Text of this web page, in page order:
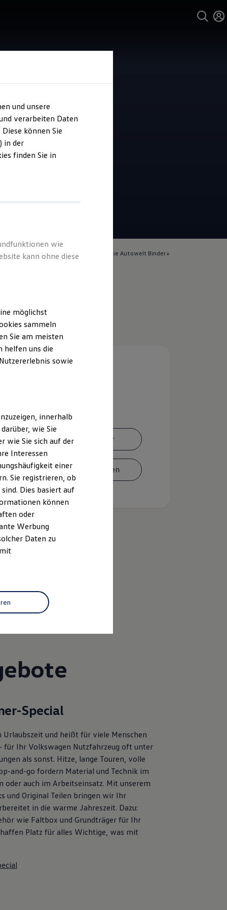
Binder
4.7| 28 Bewertungen
für die Inhalte auf dieser Seite ist die Autowelt Binder+
Ansprechpartner
Termin vereinbaren
Special
Urlaubszeit und heißt für viele Menschen
für Ihr Volkswagen Nutzfahrzeug oft unter
als sonst. Hitze, lange Touren, volle
and-go fordern Material und Technik im
oder auch im Arbeitseinsatz. Mit unserem
und Original Teilen bringen wir Ihr
in die warme Jahreszeit. Dazu:
wie Faltbox und Grundträger für Ihr
Platz für alles Wichtige, was mit
und unsere
verarbeiten Daten
können Sie
in der
finden Sie in
wie
kann ohne diese
möglichst
sammeln
Sie am meisten
helfen uns die
sowie
innerhalb
wie Sie
wie Sie sich auf der
Interessen
einer
Sie registrieren, ob
Dies basiert auf
können
oder
Werbung
Daten zu